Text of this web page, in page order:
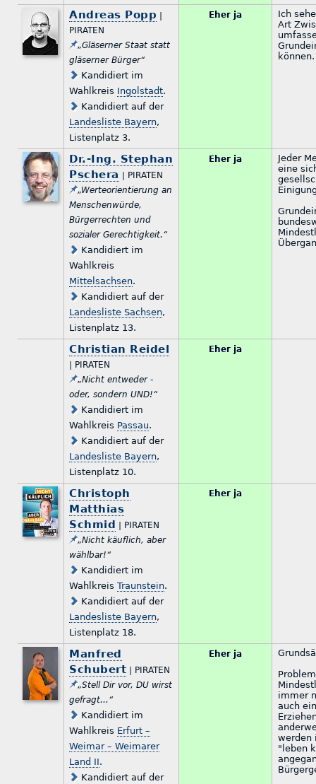
Andreas Popp
PIRATEN
„Gläserner Staat statt
gläserner Bürger“
Kandidiert im
Wahlkreis Ingolstadt.
Kandidiert auf der
Landesliste Bayern,
Listenplatz 3.
Eher ja
Ich
Art
können.
Dr.-Ing. Stephan
Pschera
| PIRATEN
„Werteorientierung an
Menschenwürde,
Bürgerrechten und
sozialer Gerechtigkeit.“
Kandidiert im
Wahlkreis
Mittelsachsen.
Kandidiert auf der
Landesliste Sachsen,
Listenplatz 13.
Eher ja
Jeder
eine
Christian Reidel
| PIRATEN
„Nicht entweder -
oder, sondern UND!“
Kandidiert im
Wahlkreis Passau.
Kandidiert auf der
Landesliste Bayern,
Listenplatz 10.
Eher ja
Christoph
Matthias
Schmid
| PIRATEN
„Nicht käuflich, aber
wählbar!“
Kandidiert im
WahlkreisTraunstein.
Kandidiert auf der
Landesliste Bayern,
Listenplatz 18.
Eher ja
Manfred
Schubert | PIRATEN
„Stell Dir vor, DU wirst
gefragt...“
Kandidiert im
Wahlkreis Erfurt –
Weimar – Weimarer
Land II.
Kandidiert auf der
Eher ja
immer
auch
werden
"leben